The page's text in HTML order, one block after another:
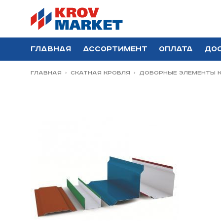
Главная Ассортимент Оплата
Главная Скатная Кровля Доборные элементы